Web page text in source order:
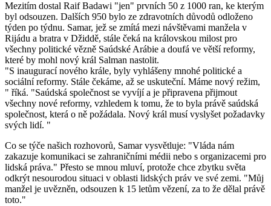
Mezitím dostal Raif Badawi "jen" prvních 50 z 1000 ran, ke kterým
byl odsouzen. Dalších 950 bylo ze zdravotních důvodů odloženo
týden po týdnu. Samar, jež se zmítá mezi návštěvami manžela v
Rijádu a bratra v Džiddě, stále čeká na královskou milost pro
všechny politické vězně Saúdské Arábie a doufá ve větší reformy,
které by mohl nový král Salman nastolit.
"S inaugurací nového krále, byly vyhlášeny mnohé politické a
sociální reformy. Stále čekáme, až se uskuteční. Máme nový režim,
" říká. "Saúdská společnost se vyvíjí a je připravena přijmout
všechny nové reformy, vzhledem k tomu, že to byla právě saúdská
společnost, která o ně požádala. Nový král musí vyslyšet požadavky
svých lidí. "
Co se týče našich rozhovorů, Samar vysvětluje: "Vláda nám
zakazuje komunikaci se zahraničními médii nebo s organizacemi pro
lidská práva." Přesto se mnou mluví, protože chce zbytku světa
odkrýt nesourodou situaci v oblasti lidských práv ve své zemi. "Můj
manžel je uvězněn, odsouzen k 15 letům vězení, za to že dělal právě
toto."